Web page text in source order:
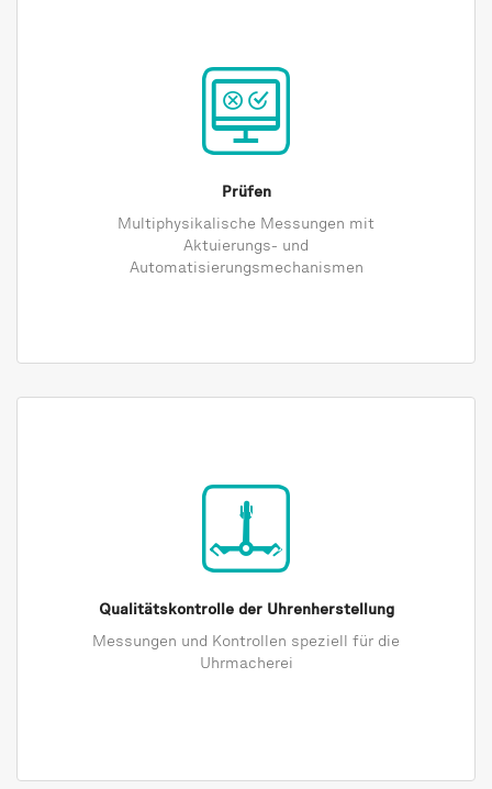
Prüfen
Multiphysikalische Messungen mit
Aktuierungs- und
Automatisierungsmechanismen
Qualitätskontrolle der Uhrenherstellung
Messungen und Kontrollen speziell für die
Uhrmacherei